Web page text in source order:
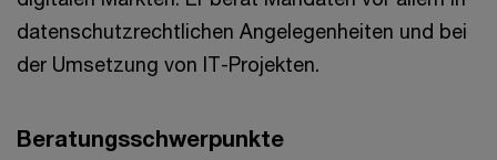
datenschutzrechtlichen Angelegenheiten und bei
der Umsetzung von IT-Projekten.
Beratungsschwerpunkte